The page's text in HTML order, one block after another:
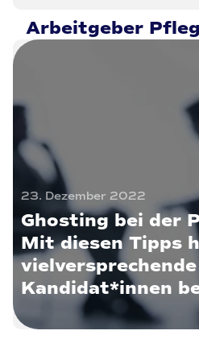
Arbeitgeber
23. Dezember 2022
Ghosting bei der
Mit diesen Tipps
vielversprechende
Kandidat*innen